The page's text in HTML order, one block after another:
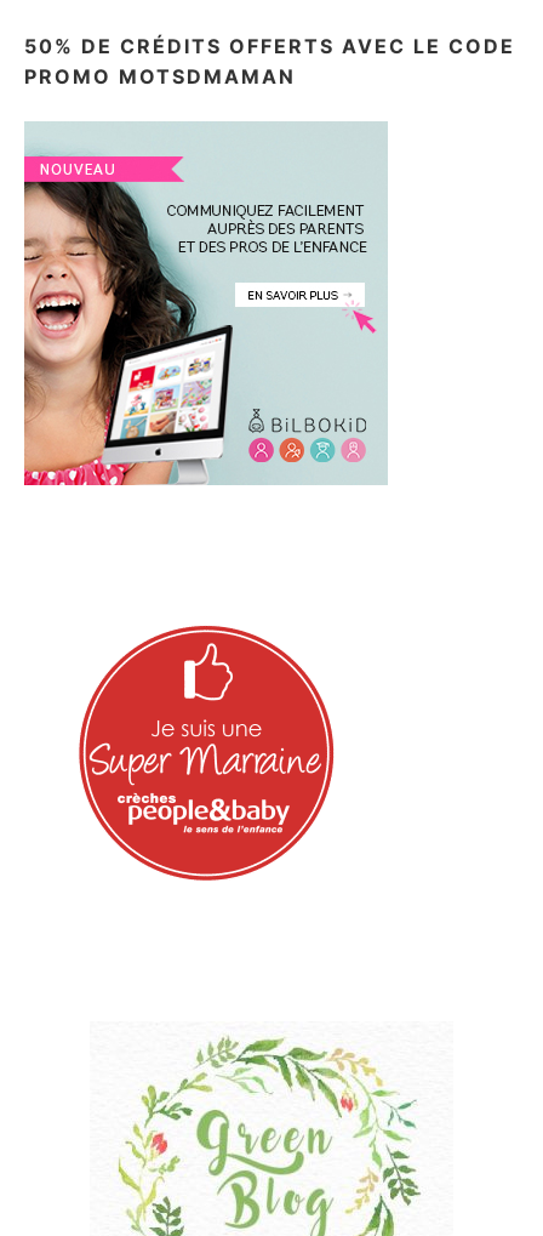
50% DE CRÉDITS OFFERTS AVEC LE CODE
PROMO MOTSDMAMAN